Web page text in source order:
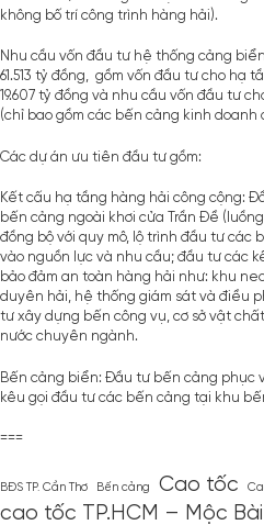
không bố trí công trình hàng hải).
Nhu cầu vốn đầu tư hệ thống cảng
61.513 tỷ đồng, gồm vốn đầu tư cho hạ
19.607 tỷ đồng và nhu cầu vốn đầu tư
(chỉ bao gồm các bến cảng kinh doanh
Các dự án ưu tiên đầu tư gồm:
Kết cấu hạ tầng hàng hải công cộng:
bến cảng ngoài khơi cửa Trần Đề
đồng bộ với quy mô, lộ trình đầu tư các
vào nguồn lực và nhu cầu; đầu tư các
bảo đảm an toàn hàng hải như: khu
duyên hải, hệ thống giám sát và điều
tư xây dựng bến công vụ, cơ sở vật
nước chuyên ngành.
Bến cảng biển: Đầu tư bến cảng phục
kêu gọi đầu tư các bến cảng tại khu
===
BĐS TP. Cần Thơ Bến cảng Cao tốc
cao tốc TP.HCM – Mộc Bài